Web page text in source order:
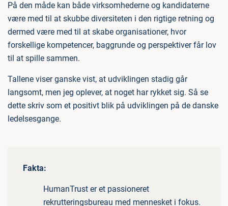
På den måde kan både virksomhederne og kandidaterne
være med til at skubbe diversiteten i den rigtige retning og
dermed være med til at skabe organisationer, hvor
forskellige kompetencer, baggrunde og perspektiver får lov
til at spille sammen.
Tallene viser ganske vist, at udviklingen stadig går
langsomt, men jeg oplever, at noget har rykket sig. Så se
dette skriv som et positivt blik på udviklingen på de danske
ledelsesgange.
Fakta:
HumanTrust er et passioneret
rekrutteringsbureau med mennesket i fokus.